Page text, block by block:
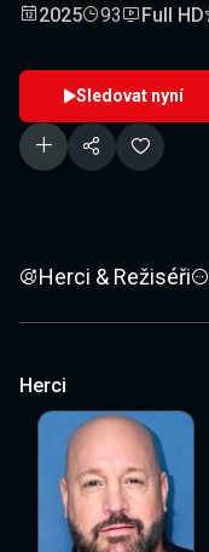
2025 93 Full HD
Sledovat nyní
Herci & Režiséři
Herci